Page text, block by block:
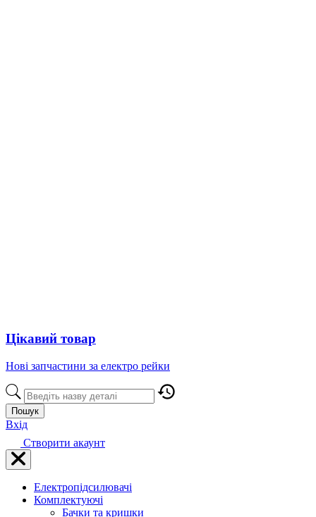
Цікавий товар
Нові запчастини за електро рейки
Пошук
Вхід
Створити акаунт
Електропідсилювачі
Комплектуючі
Бачки та кришки